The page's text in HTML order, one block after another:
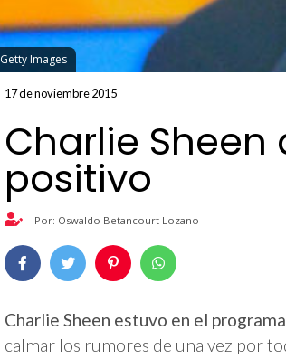
Getty Images
17 de noviembre 2015
Charlie Sheen
positivo
Por: Oswaldo Betancourt Lozano
Charlie Sheen estuvo en el
calmar los rumores de una vez por